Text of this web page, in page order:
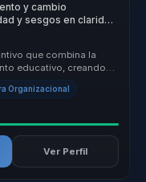
y cambio
y sesgos en claridad
que combina la
educativo, creando
Organizacional
Ver Perfil